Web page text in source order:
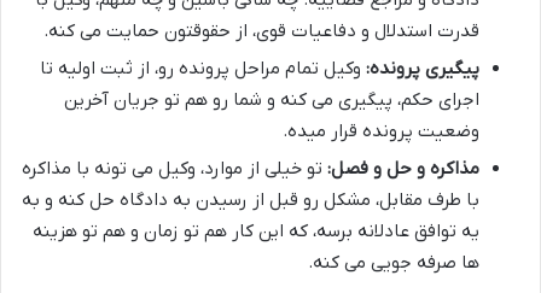
قدرت استدلال و دفاعیات قوی، از حقوقتون حمایت می کنه.
پیگیری پرونده: وکیل تمام مراحل پرونده رو، از ثبت اولیه تا
اجرای حکم، پیگیری می کنه و شما رو هم تو جریان آخرین
وضعیت پرونده قرار میده.
مذاکره و حل و فصل: تو خیلی از موارد، وکیل می تونه با مذاکره
با طرف مقابل، مشکل رو قبل از رسیدن به دادگاه حل کنه و به
یه توافق عادلانه برسه، که این کار هم تو زمان و هم تو هزینه
ها صرفه جویی می کنه.